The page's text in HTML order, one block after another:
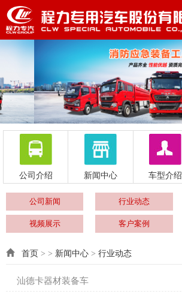
公司介绍 新闻中心 车型介绍
公司新闻 行业动态
视频展示 客户案例
首页 > > 新闻中心 > 行业动态
汕德卡器材装备车